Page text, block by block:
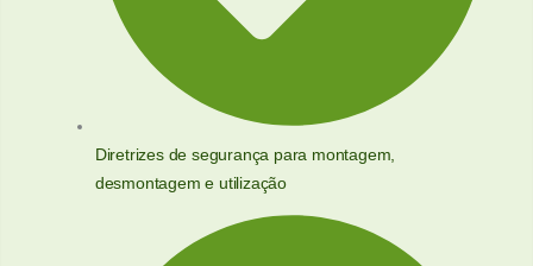
Diretrizes de segurança para montagem,
desmontagem e utilização